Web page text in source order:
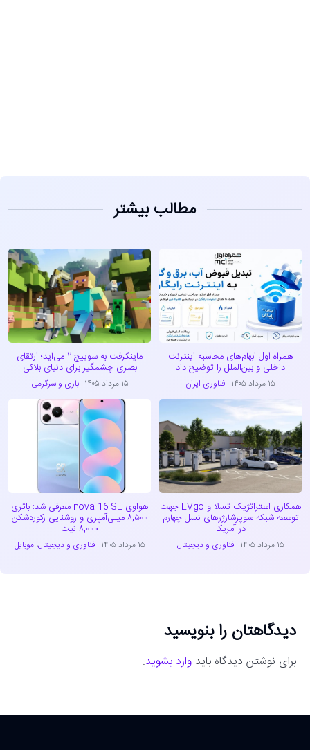
مطالب بیشتر
همراه اول ابهام‌های محاسبه اینترنت
داخلی و بین‌الملل را توضیح داد
۱۵ مرداد ۱۴۰۵ فناوری ایران
ماینکرفت به سوییچ ۲ می‌آید؛ ارتقای
بصری چشمگیر برای دنیای بلاکی
۱۵ مرداد ۱۴۰۵ بازی و سرگرمی
همکاری استراتژیک تسلا و EVgo جهت
توسعه شبکه سوپرشارژرهای نسل چهارم
در آمریکا
۱۵ مرداد ۱۴۰۵ فناوری و دیجیتال
هواوی nova 16 SE معرفی شد: باتری
۸,۵۰۰ میلی‌آمپری و روشنایی رکوردشکن
۸,۰۰۰ نیت
۱۵ مرداد ۱۴۰۵ فناوری و دیجیتال،موبایل
دیدگاهتان را بنویسید
برای نوشتن دیدگاه باید وارد بشوید.